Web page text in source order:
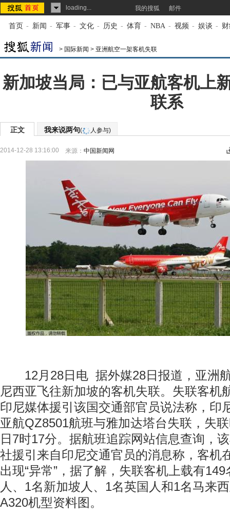
loading... 我的搜狐 邮件
首页 - 新闻 - 军事 - 文化 - 历史 - 体育 - NBA - 视频 - 娱谈 -
> 国际新闻 > 亚洲航空一架客机失联
新加坡当局：已与亚航客机上
联系
正文 我来说两句( 人参与)
2014-12-28 13:16:00 来源： 中国新闻网
12月28日电 据外媒28日报道，亚洲
尼西亚飞往新加坡的客机失联。失联客机
印尼媒体援引该国交通部官员说法称，印
亚航QZ8501航班与雅加达塔台失联，失
日7时17分。据航班追踪网站信息查询，
社援引来自印尼交通官员的消息称，客机
出现“异常”，据了解，失联客机上载有
人、1名新加坡人、1名英国人和1名马来
A320机型资料图。